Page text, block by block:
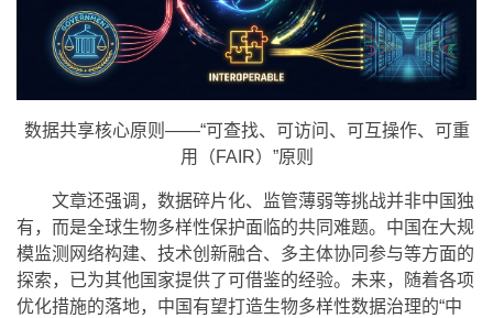
数据共享核心原则——“可查找、可访问、可互操作、可重
用（FAIR）”原则
文章还强调，数据碎片化、监管薄弱等挑战并非中国独
有，而是全球生物多样性保护面临的共同难题。中国在大规
模监测网络构建、技术创新融合、多主体协同参与等方面的
探索，已为其他国家提供了可借鉴的经验。未来，随着各项
优化措施的落地，中国有望打造生物多样性数据治理的“中